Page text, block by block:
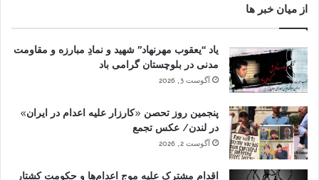
از میان خبر ها
یاد “یعقوب مهرنهاد” شهید و نمادِ مبارزه و مقاومت
مدنی در بلوچستان گرامی باد
آگوست 3, 2026
پنجمین روز تحصن «کارزار علیه اعدام در ایران»
در لندن/ عکس تجمع
آگوست 2, 2026
اقدام مشترک علیه موج اعدام‌ها و حکومت کشتار